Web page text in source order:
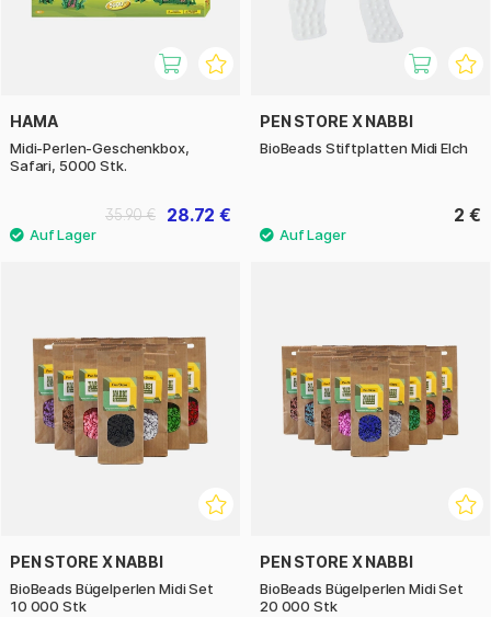
HAMA
Midi-Perlen-Geschenkbox,
Safari, 5000 Stk.
28.72 €
35.90 €
PEN STORE X NABBI
BioBeads Stiftplatten Midi Elch
2 €
PEN STORE X NABBI
BioBeads Bügelperlen Midi Set
10 000 Stk
PEN STORE X NABBI
BioBeads Bügelperlen Midi Set
20 000 Stk